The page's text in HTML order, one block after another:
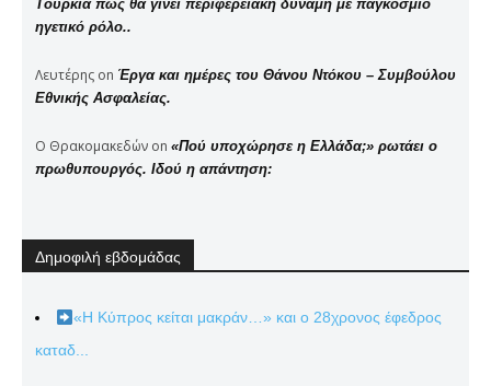
Τουρκία πώς θα γίνει περιφερειακή δύναμη με παγκόσμιο
ηγετικό ρόλο..
Λευτέρης on Έργα και ημέρες του Θάνου Ντόκου – Συμβούλου
Εθνικής Ασφαλείας.
Ο Θρακομακεδών on «Πού υποχώρησε η Ελλάδα;» ρωτάει ο
πρωθυπουργός. Ιδού η απάντηση:
Δημοφιλή εβδομάδας
«Η Κύπρος κείται μακράν…» και ο 28χρονος έφεδρος
καταδ...